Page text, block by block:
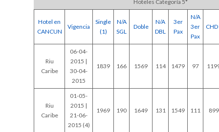
Hoteles Categoría 5*
Hotel en
CANCUN
Vigencia
Single
(1)
N/A
SGL
Doble
N/A
DBL
3er
Pax
N/A
3er
Pax
Riu
Caribe
06-04-
2015 |
30-04-
2015
1839 166 1569 114 1479 97
Riu
Caribe
01-05-
2015 |
21-06-
2015 (4)
1969 190 1649 131 1549 111 899